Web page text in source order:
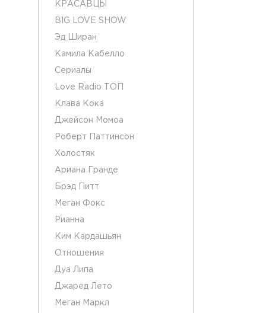
КРАСАВЦЫ
BIG LOVE SHOW
Эд Ширан
Камила Кабелло
Сериалы
Love Radio ТОП
Клава Кока
Джейсон Момоа
Роберт Паттинсон
Холостяк
Ариана Гранде
Брэд Питт
Меган Фокс
Рианна
Ким Кардашьян
Отношения
Дуа Липа
Джаред Лето
Меган Маркл